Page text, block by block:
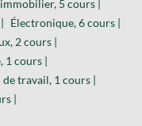
5 cours |
Électronique, 6 cours |
2 cours |
1 cours |
travail, 1 cours |
|